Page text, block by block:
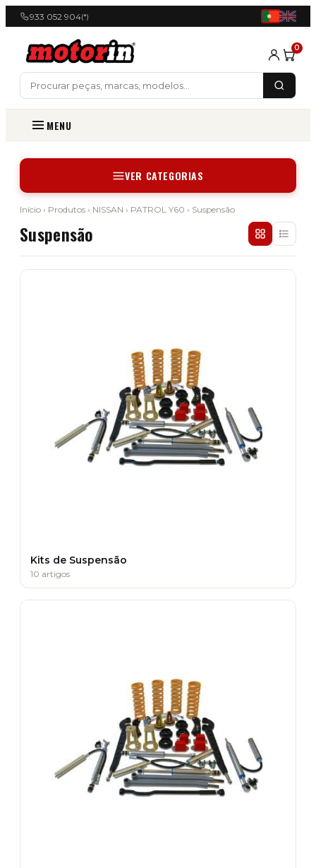
933 052 904(*)
0
MENU
VER CATEGORIAS
Início › Produtos › NISSAN › PATROL Y60 › Suspensão
Suspensão
Kits de Suspensão
10 artigos